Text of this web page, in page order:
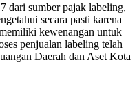
dari sumber pajak labeling,
secara pasti karena
kewenangan untuk
penjualan labeling telah
Daerah dan Aset Kota